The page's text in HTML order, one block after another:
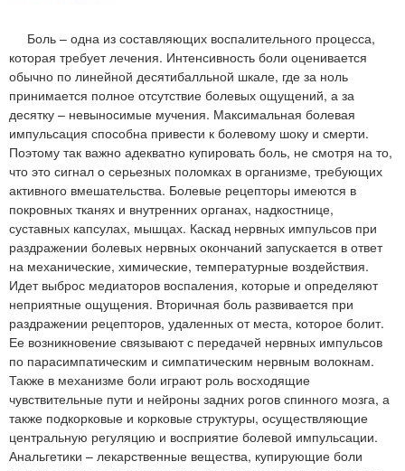
Боль – одна из составляющих воспалительного процесса,
которая требует лечения. Интенсивность боли оценивается
обычно по линейной десятибалльной шкале, где за ноль
принимается полное отсутствие болевых ощущений, а за
десятку – невыносимые мучения. Максимальная болевая
импульсация способна привести к болевому шоку и смерти.
Поэтому так важно адекватно купировать боль, не смотря на то,
что это сигнал о серьезных поломках в организме, требующих
активного вмешательства. Болевые рецепторы имеются в
покровных тканях и внутренних органах, надкостнице,
суставных капсулах, мышцах. Каскад нервных импульсов при
раздражении болевых нервных окончаний запускается в ответ
на механические, химические, температурные воздействия.
Идет выброс медиаторов воспаления, которые и определяют
неприятные ощущения. Вторичная боль развивается при
раздражении рецепторов, удаленных от места, которое болит.
Ее возникновение связывают с передачей нервных импульсов
по парасимпатическим и симпатическим нервным волокнам.
Также в механизме боли играют роль восходящие
чувствительные пути и нейроны задних рогов спинного мозга, а
также подкорковые и корковые структуры, осуществляющие
центральную регуляцию и восприятие болевой импульсации.
Анальгетики – лекарственные вещества, купирующие боли